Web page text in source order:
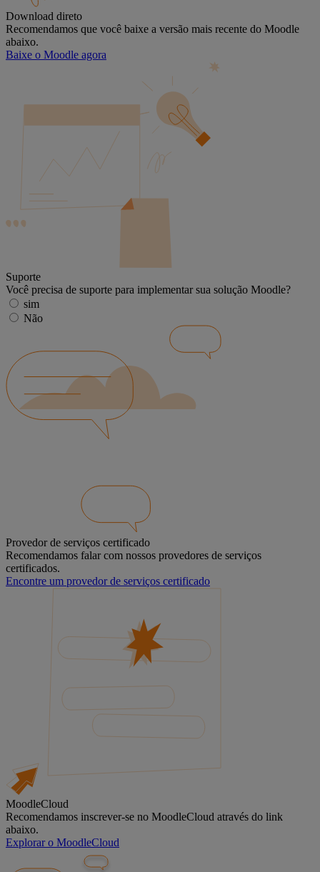
Download direto
Recomendamos que você baixe a versão mais recente do Moodle
abaixo.
Baixe o Moodle agora
Suporte
Você precisa de suporte para implementar sua solução Moodle?
sim
Não
Provedor de serviços certificado
Recomendamos falar com nossos provedores de serviços
certificados.
Encontre um provedor de serviços certificado
MoodleCloud
Recomendamos inscrever-se no MoodleCloud através do link
abaixo.
Explorar o MoodleCloud